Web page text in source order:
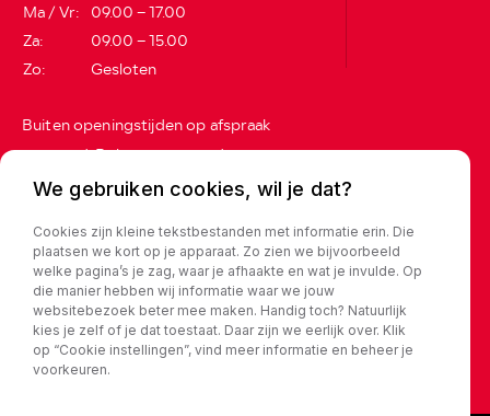
Ma / Vr: 09.00 – 17.00
Za:
09.00 – 15.00
Zo:
Gesloten
Buiten openingstijden op afspraak
geopend. Belt u even voordat u
langskomt?
Adres
Vijverweg 13
5683 CX Best
Privacy policy
We gebruiken cookies, wil je dat?
Cookies zijn kleine tekstbestanden met informatie erin. Die
plaatsen we kort op je apparaat. Zo zien we bijvoorbeeld
welke pagina’s je zag, waar je afhaakte en wat je invulde. Op
die manier hebben wij informatie waar we jouw
websitebezoek beter mee maken. Handig toch? Natuurlijk
kies je zelf of je dat toestaat. Daar zijn we eerlijk over. Klik
op “Cookie instellingen”, vind meer informatie en beheer je
voorkeuren.